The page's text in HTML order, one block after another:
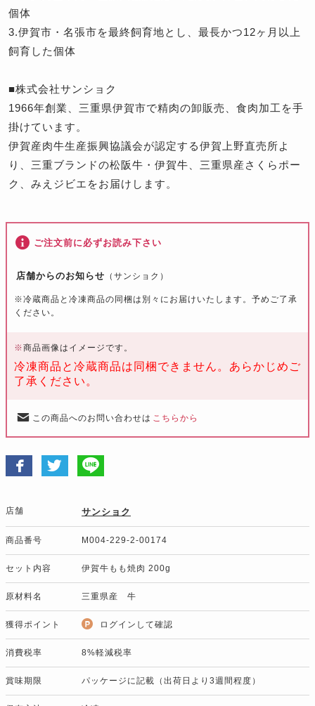
個体
3.伊賀市・名張市を最終飼育地とし、最長かつ12ヶ月以上
飼育した個体
■株式会社サンショク
1966年創業、三重県伊賀市で精肉の卸販売、食肉加工を手
掛けています。
伊賀産肉牛生産振興協議会が認定する伊賀上野直売所よ
り、三重ブランドの松阪牛・伊賀牛、三重県産さくらポー
ク、みえジビエをお届けします。
ご注文前に必ずお読み下さい
店舗からのお知らせ （サンショク）
※冷蔵商品と冷凍商品の同梱は別々にお届けいたします。予めご了承
ください。
※商品画像はイメージです。
冷凍商品と冷蔵商品は同梱できません。あらかじめご
了承ください。
この商品へのお問い合わせは こちらから
店舗 サンショク
商品番号 M004-229-2-00174
セット内容 伊賀牛もも焼肉 200g
原材料名 三重県産 牛
獲得ポイント ログインして確認
消費税率 8%軽減税率
賞味期限 パッケージに記載（出荷日より3週間程度）